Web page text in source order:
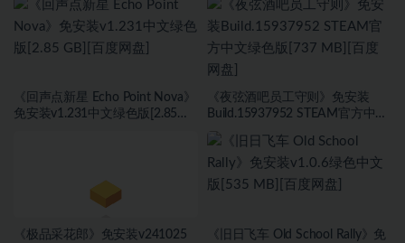
《回声点新星 Echo Point Nova》
免安装v1.231中文绿色版[2.85
《夜弦酒吧员工守则》免安装
Build.15937952 STEAM官方中文
《极品采花郎》免安装v241025
《旧日飞车 Old School Rally》免